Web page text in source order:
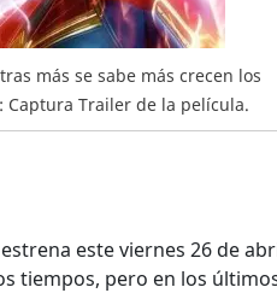
más se sabe más crecen los
Captura Trailer de la película.
este viernes 26 de
tiempos, pero en los